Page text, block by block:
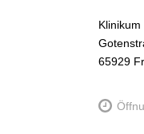
65929